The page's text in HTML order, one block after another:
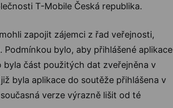
T-Mobile Česká republika.
zapojit zájemci z řad veřejnosti,
bylo, aby přihlášené aplikace
část použitých dat zveřejněna v
byla aplikace do soutěže přihlášena v
verze výrazně lišit od té